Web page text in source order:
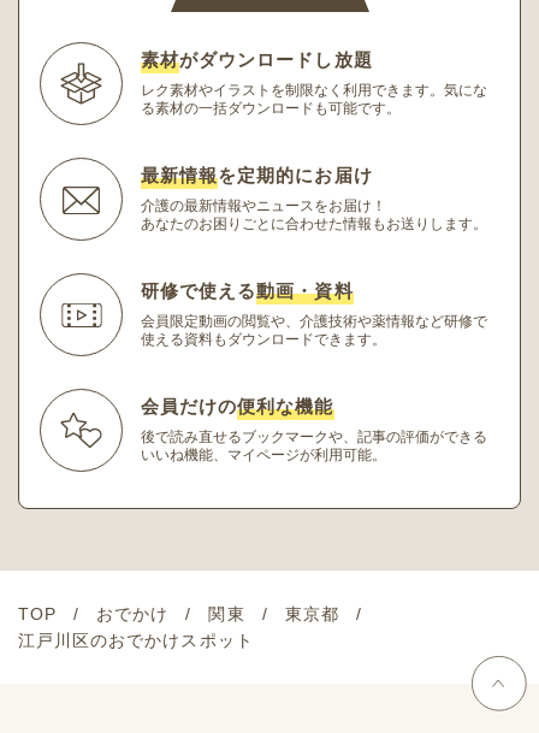
素材がダウンロードし放題
レク素材やイラストを制限なく利用できます。 気にな
る素材の一括ダウンロードも可能です。
最新情報を定期的にお届け
介護の最新情報やニュースをお届け！
あなたのお困りごとに合わせた情報もお送りします。
研修で使える動画・資料
会員限定動画の閲覧や、介護技術や薬情報など研修で
使える資料もダウンロードできます。
会員だけの便利な機能
後で読み直せるブックマークや、記事の評価ができる
いいね機能、マイページが利用可能。
TOP おでかけ 関東
東京都
江戸川区のおでかけスポット